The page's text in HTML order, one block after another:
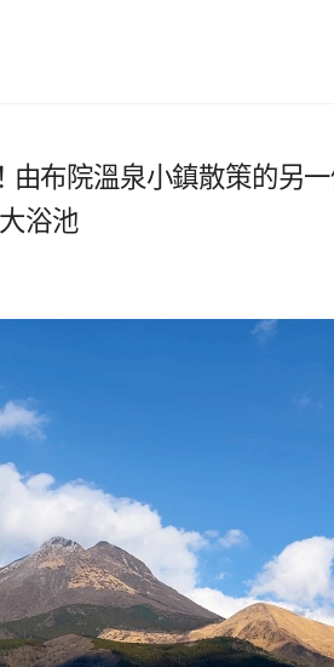
由布院溫泉小鎮散策的另
浴池